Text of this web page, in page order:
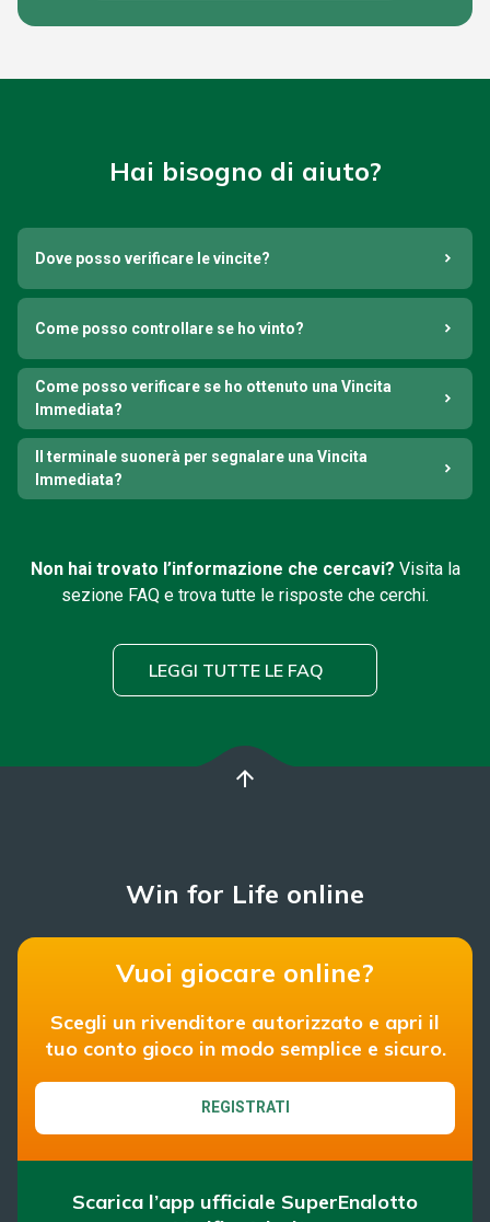
Hai bisogno di aiuto?
Dove posso verificare le vincite?
Come posso controllare se ho vinto?
Come posso verificare se ho ottenuto una Vincita
Immediata?
Il terminale suonerà per segnalare una Vincita
Immediata?
Non hai trovato l’informazione che cercavi? Visita la
sezione FAQ e trova tutte le risposte che cerchi.
LEGGI TUTTE LE FAQ
arrow_upward
Win for Life online
Vuoi giocare online?
Scegli un rivenditore autorizzato e apri il
tuo conto gioco in modo semplice e sicuro.
REGISTRATI
Scarica l’app ufficiale SuperEnalotto